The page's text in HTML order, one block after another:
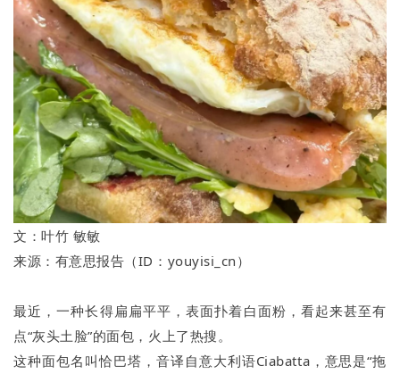
文：叶竹 敏敏
来源：有意思报告（ID：youyisi_cn）
最近，一种长得扁扁平平，表面扑着白面粉，看起来甚至有
点“灰头土脸”的面包，火上了热搜。
这种面包名叫恰巴塔，音译自意大利语Ciabatta，意思是“拖